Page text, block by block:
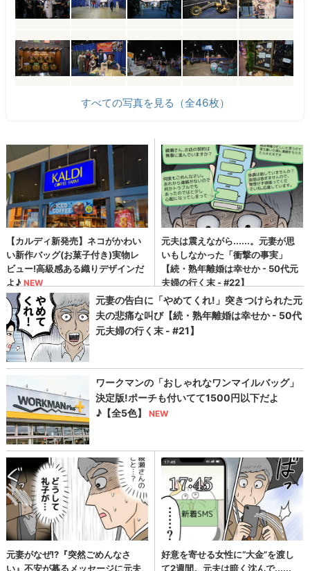
すべての写真を見る（全46枚）